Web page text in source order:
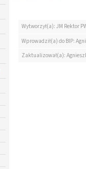
Wytworzył(a): JM Rektor
Wprowadził(a) do BIP:
Zaktualizował(a):